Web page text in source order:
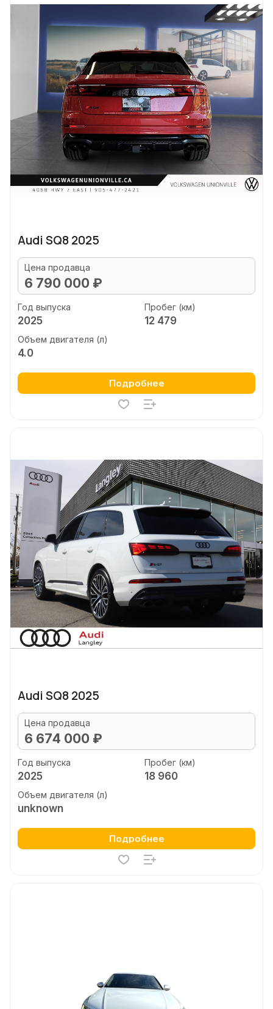
Audi SQ8 2025
Цена продавца
6 790 000 ₽
Год выпуска
2025
Пробег (км)
12 479
Объем двигателя (л)
4.0
Подробнее
Audi SQ8 2025
Цена продавца
6 674 000 ₽
Год выпуска
2025
Пробег (км)
18 960
Объем двигателя (л)
unknown
Подробнее